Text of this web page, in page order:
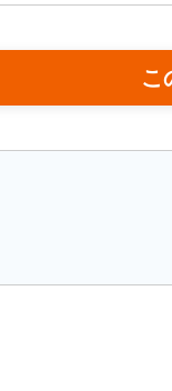
こ